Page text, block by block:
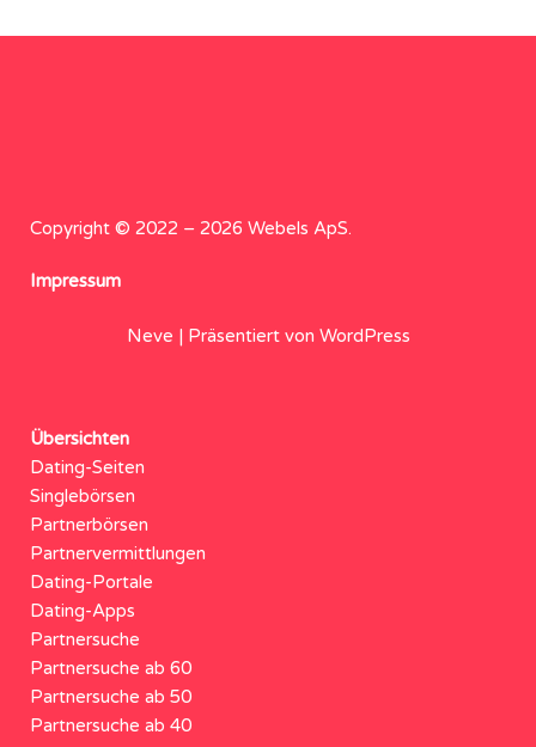
Copyright © 2022 – 2026 Webels ApS.
Impressum
Neve | Präsentiert von WordPress
Übersichten
Dating-Seiten
Singlebörsen
Partnerbörsen
Partnervermittlungen
Dating-Portale
Dating-Apps
Partnersuche
Partnersuche ab 60
Partnersuche ab 50
Partnersuche ab 40